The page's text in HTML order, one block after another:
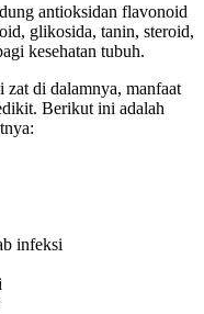
antioksidan flavonoid
glikosida, tanin, steroid,
kesehatan tubuh.
zat di dalamnya, manfaat
Berikut ini adalah
infeksi